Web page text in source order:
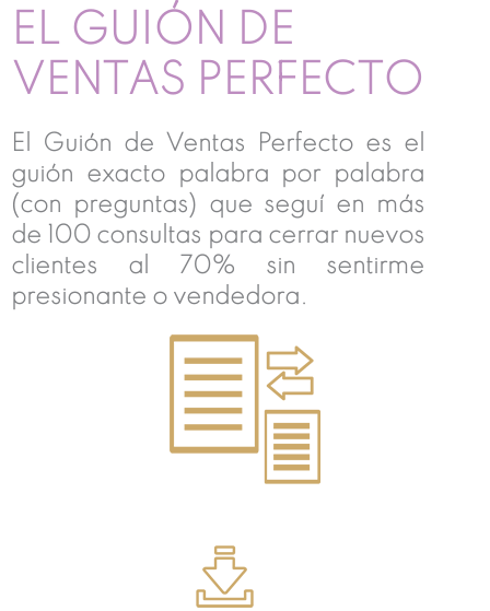
EL GUIÓN DE
VENTAS PERFECTO
El Guión de Ventas Perfecto es el
guión exacto palabra por palabra
(con preguntas) que seguí en más
de 100 consultas para cerrar nuevos
clientes al 70% sin sentirme
presionante o vendedora.